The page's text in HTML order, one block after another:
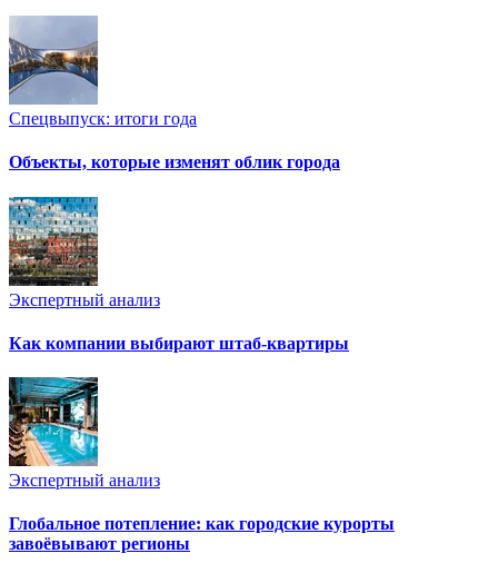
Спецвыпуск: итоги года
Объекты, которые изменят облик города
Экспертный анализ
Как компании выбирают штаб-квартиры
Экспертный анализ
Глобальное потепление: как городские курорты
завоёвывают регионы